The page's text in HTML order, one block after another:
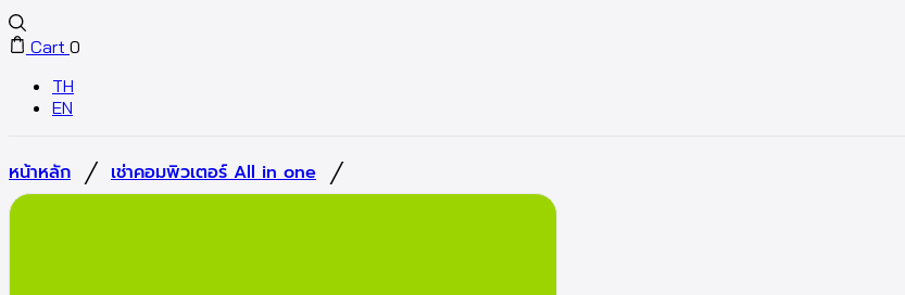
Cart 0
TH
EN
หน้าหลัก / เช่าคอมพิวเตอร์ All in one /